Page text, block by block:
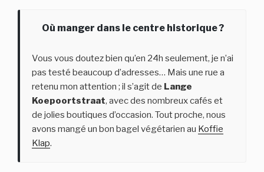
Où manger dans le centre historique ?
Vous vous doutez bien qu’en 24h seulement, je n’ai
pas testé beaucoup d’adresses… Mais une rue a
retenu mon attention ; il s’agit de Lange
Koepoortstraat, avec des nombreux cafés et
de jolies boutiques d’occasion. Tout proche, nous
avons mangé un bon bagel végétarien au Koffie
Klap.